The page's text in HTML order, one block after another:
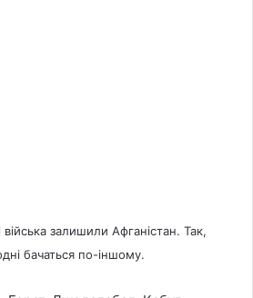
залишили Афганістан. Так,
бачаться по-іншому.